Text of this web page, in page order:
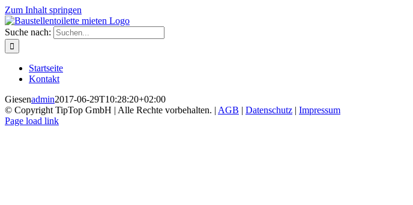
Zum Inhalt springen
Suche nach:
Startseite
Kontakt
Giesenadmin2017-06-29T10:28:20+02:00
© Copyright TipTop GmbH | Alle Rechte vorbehalten. | AGB | Datenschutz | Impressum
Page load link